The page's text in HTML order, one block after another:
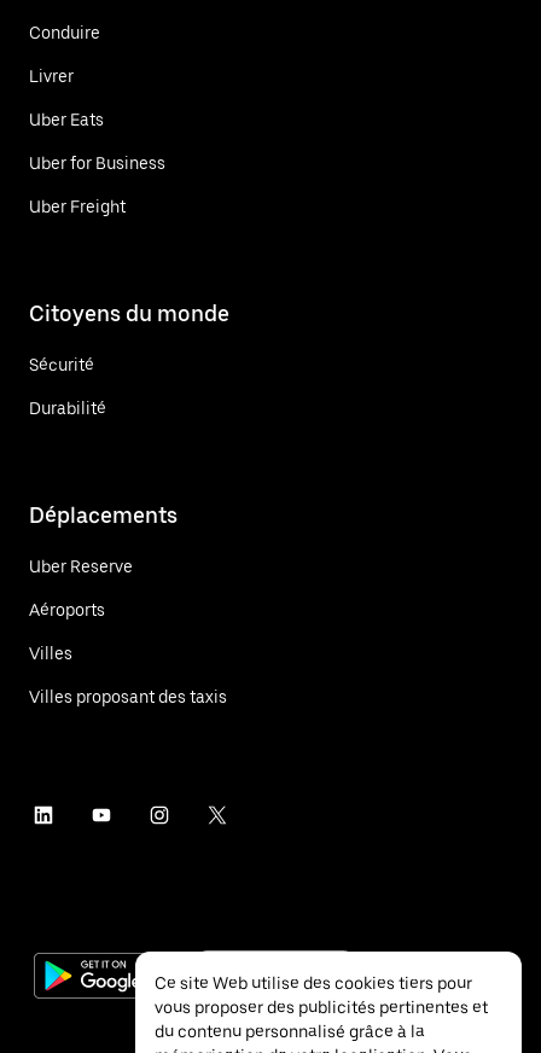
Conduire
Livrer
Uber Eats
Uber for Business
Uber Freight
Citoyens du monde
Sécurité
Durabilité
Déplacements
Uber Reserve
Aéroports
Villes
Villes proposant des taxis
Ce site Web utilise des cookies tiers pour
vous proposer des publicités pertinentes et
du contenu personnalisé grâce à la